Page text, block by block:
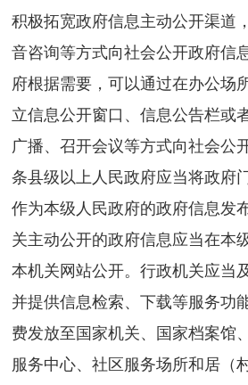
积极拓宽政府信息主动公开渠道
音咨询等方式向社会公开政府信
府根据需要，可以通过在办公场
立信息公开窗口、信息公告栏或
广播、召开会议等方式向社会公
条县级以上人民政府应当将政府
作为本级人民政府的政府信息发
关主动公开的政府信息应当在本
本机关网站公开。行政机关应当
并提供信息检索、下载等服务功
费发放至国家机关、国家档案馆
服务中心、社区服务场所和居（